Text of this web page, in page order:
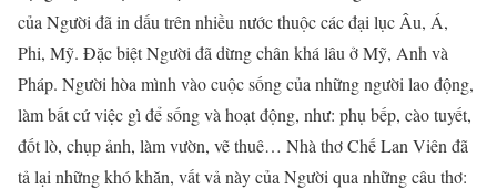
của Người đã in dấu trên nhiều nước thuộc các đại lục Âu, Á,
Phi, Mỹ. Đặc biệt Người đã dừng chân khá lâu ở Mỹ, Anh và
Pháp. Người hòa mình vào cuộc sống của những người lao động,
làm bất cứ việc gì để sống và hoạt động, như: phụ bếp, cào tuyết,
đốt lò, chụp ảnh, làm vườn, vẽ thuê… Nhà thơ Chế Lan Viên đã
tả lại những khó khăn, vất vả này của Người qua những câu thơ: